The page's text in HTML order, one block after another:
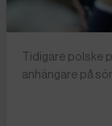
Tidigare polske
anhängare på